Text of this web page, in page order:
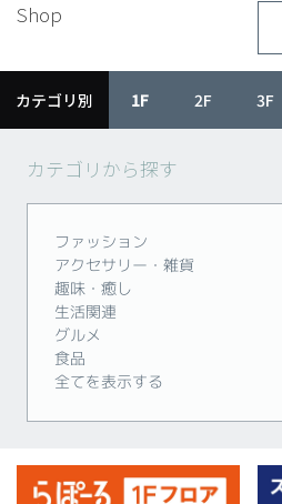
Shop
カテゴリ別 1F 2F 3F
カテゴリから探す
ファッション
アクセサリー・雑貨
趣味・癒し
生活関連
グルメ
食品
全てを表示する